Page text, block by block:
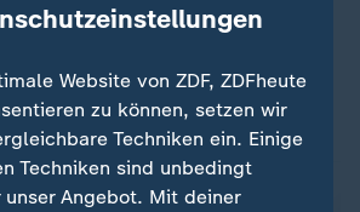
Website von ZDF, ZDFheute
zu können, setzen wir
Techniken ein. Einige
Techniken sind unbedingt
Angebot. Mit deiner